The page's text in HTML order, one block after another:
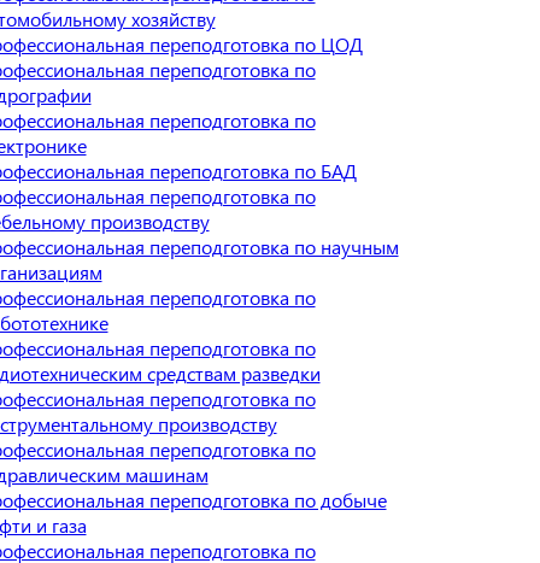
хозяйству
переподготовка по ЦОД
переподготовка по
переподготовка по
переподготовка по БАД
переподготовка по
производству
переподготовка по научным
переподготовка по
переподготовка по
средствам разведки
переподготовка по
производству
переподготовка по
машинам
переподготовка по добыче
и газа
переподготовка по